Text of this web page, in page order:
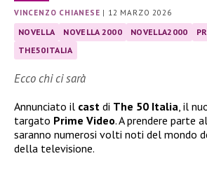
VINCENZO CHIANESE | 12 MARZO 2026
NOVELLA NOVELLA 2000 NOVELLA2000
THE50ITALIA
Ecco chi ci sarà
Annunciato il cast di The 50 Italia , il
targato Prime Video. A prendere parte
saranno numerosi volti noti del mondo
della televisione.